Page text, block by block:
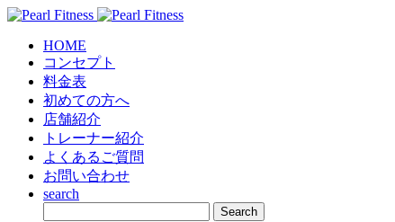
HOME
コンセプト
料金表
初めての方へ
店舗紹介
トレーナー紹介
よくあるご質問
お問い合わせ
search